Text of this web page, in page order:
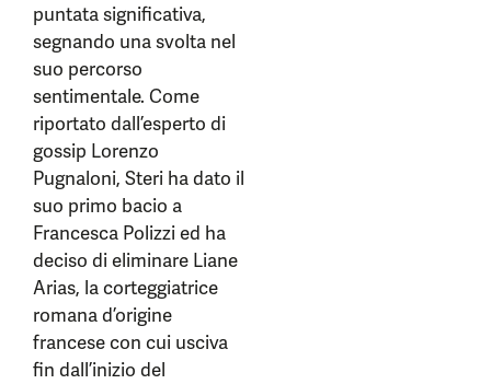
puntata significativa,
segnando una svolta nel
suo percorso
sentimentale. Come
riportato dall’esperto di
gossip Lorenzo
Pugnaloni, Steri ha dato il
suo primo bacio a
Francesca Polizzi ed ha
deciso di eliminare Liane
Arias, la corteggiatrice
romana d’origine
francese con cui usciva
fin dall’inizio del